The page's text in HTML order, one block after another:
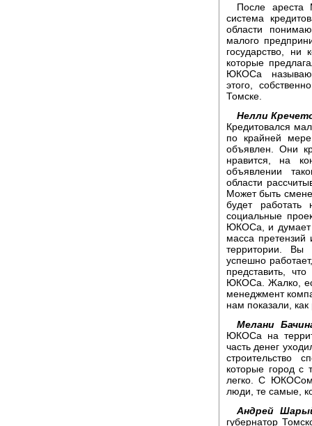
После ареста
система
области
малого
государство, ни
которые
ЮКОСа
этого,
Томске.
Нелли
Кредитовался
по крайней
объявлен. Они
нравится, на
объявлении
области
Может быть
будет
социальные
ЮКОСа, и думает
масса
территории. Вы
успешно
представить,
ЮКОСа. Жалко,
менеджмент
нам показали,
Мелани
ЮКОСа на
часть денег
строительство
которые город с
легко. С ЮКОСом
люди, те самые,
Андрей
губернатор